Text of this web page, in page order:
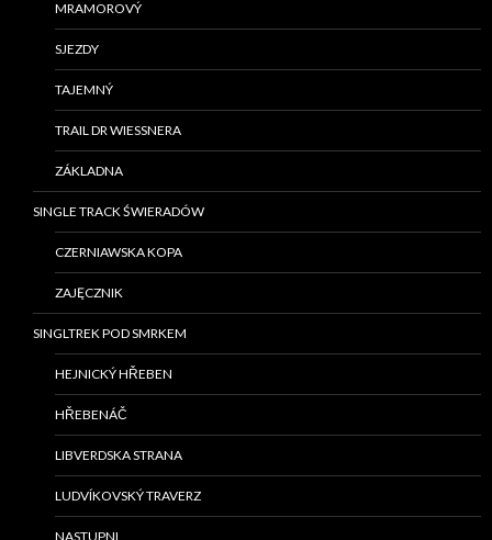
MRAMOROVÝ
SJEZDY
TAJEMNÝ
TRAIL DR WIESSNERA
ZÁKLADNA
SINGLE TRACK ŚWIERADÓW
CZERNIAWSKA KOPA
ZAJĘCZNIK
SINGLTREK POD SMRKEM
HEJNICKÝ HŘEBEN
HŘEBENÁČ
LIBVERDSKA STRANA
LUDVÍKOVSKÝ TRAVERZ
NASTUPNI